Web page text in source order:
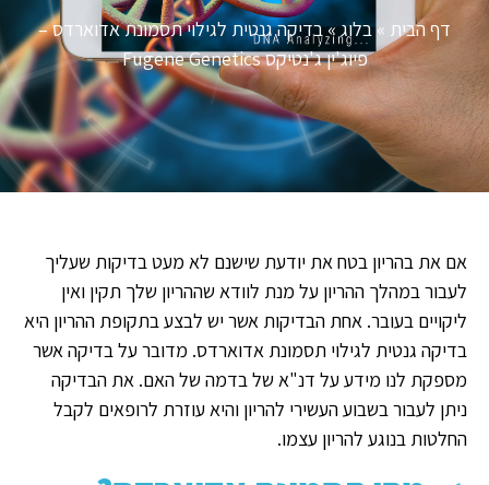
דף הבית »בלוג»בדיקה גנטית לגילוי תסמונת אדוארדס –
פיוג'ין ג'נטיקס Fugene Genetics
אם את בהריון בטח את יודעת שישנם לא מעט בדיקות שעליך
לעבור במהלך ההריון על מנת לוודא שההריון שלך תקין ואין
ליקויים בעובר. אחת הבדיקות אשר יש לבצע בתקופת ההריון היא
בדיקה גנטית לגילוי תסמונת אדוארדס. מדובר על בדיקה אשר
מספקת לנו מידע על דנ"א של בדמה של האם. את הבדיקה
ניתן לעבור בשבוע העשירי להריון והיא עוזרת לרופאים לקבל
החלטות בנוגע להריון עצמו.